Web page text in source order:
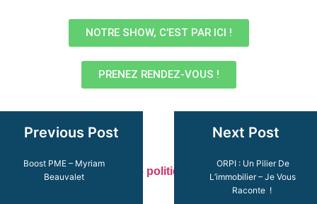
NOTRE SHOW, C'EST PAR ICI !
PRENEZ RENDEZ-VOUS !
Mentions légales – politique de confidentialité
Previous Post
Boost PME – Myriam
Beauvalet
Next Post
ORPI : Un Pilier De
L’immobilier – Je Vous
Raconte !